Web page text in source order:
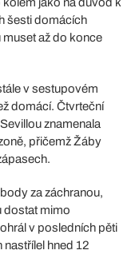
šesti domácích
až do konce
v sestupovém
domácí. Čtvrteční
znamenala
přičemž Žáby
za záchranou,
dostat mimo
v posledních pěti
hned 12